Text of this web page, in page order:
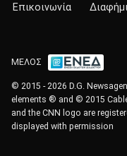
Επικοινωνία
ΜΕΛΟΣ
© 2015 - 2026 D.G.
elements ® and © 2015
and the CNN logo are
displayed with permission